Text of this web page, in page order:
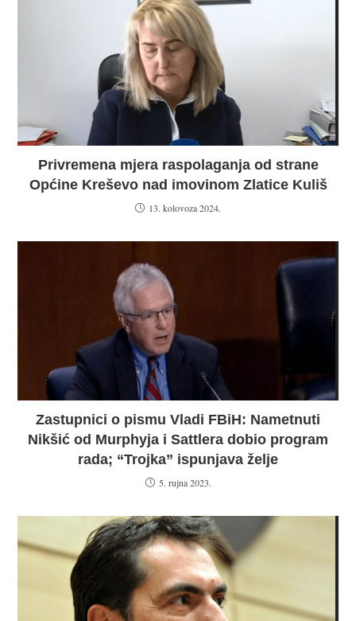
Privremena mjera raspolaganja od strane
Općine Kreševo nad imovinom Zlatice Kuliš
13. kolovoza 2024.
Zastupnici o pismu Vladi FBiH: Nametnuti
Nikšić od Murphyja i Sattlera dobio program
rada; “Trojka” ispunjava želje
5. rujna 2023.